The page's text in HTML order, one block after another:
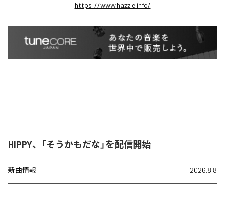
https://www.hazzie.info/
HIPPY、「そうかもだな」を配信開始
新曲情報 2026.8.8